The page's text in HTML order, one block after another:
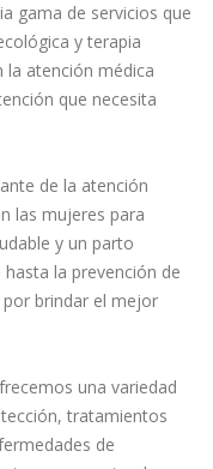
gama de servicios que
y terapia
atención médica
que necesita
de la atención
las mujeres para
y un parto
la prevención de
brindar el mejor
una variedad
tratamientos
de